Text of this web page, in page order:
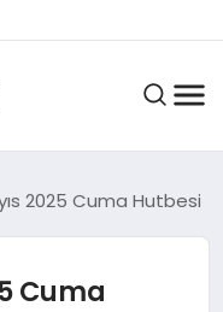
2025 Cuma Hutbesi
Cuma